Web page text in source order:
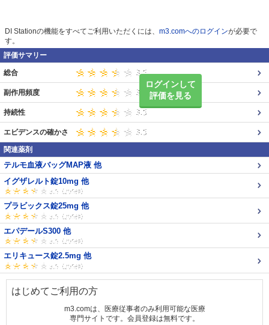
DI Stationの機能をすべてご利用いただくには、 m3.comへのログインが必要で
す。
評価サマリー
ログインして
評価を見る
総合
副作用頻度
持続性
エビデンスの確かさ
関連薬剤
テルモ血液バッグMAP液 他
イグザレルト錠10mg 他
プラビックス錠25mg 他
エパデールS300 他
エリキュース錠2.5mg 他
はじめてご利用の方
m3.comは、医療従事者のみ利用可能な医療
専門サイトです。会員登録は無料です。